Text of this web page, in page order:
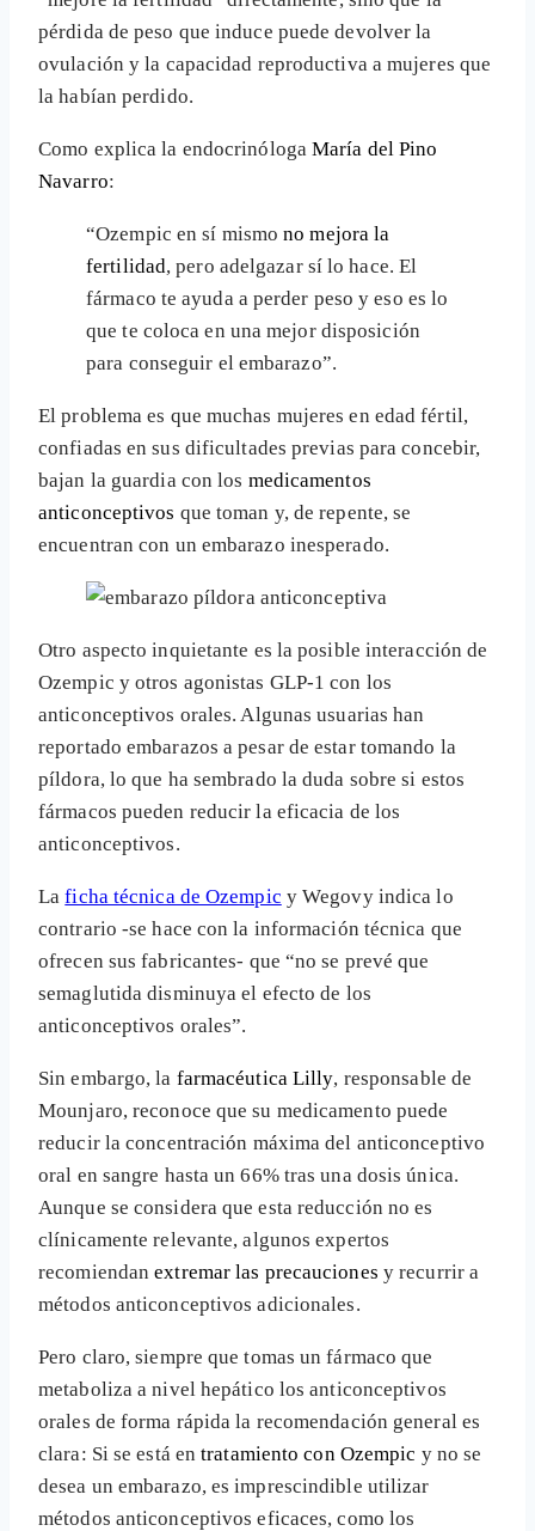
pérdida de peso que induce puede devolver la
ovulación y la capacidad reproductiva a mujeres que
la habían perdido.
Como explica la endocrinólogaMaría del Pino
Navarro:
“Ozempic en sí mismono mejora la
fertilidad, pero adelgazar sí lo hace. El
fármaco te ayuda a perder peso y eso es lo
que te coloca en una mejor disposición
para conseguir el embarazo”.
El problema es que muchas mujeres en edad fértil,
confiadas en sus dificultades previas para concebir,
bajan la guardia con los medicamentos
anticonceptivos que toman y, de repente, se
encuentran con un embarazo inesperado.
Otro aspecto inquietante es la posible interacción de
Ozempic y otros agonistas GLP-1 con los
anticonceptivos orales. Algunas usuarias han
reportado embarazos a pesar de estar tomando la
píldora, lo que ha sembrado la duda sobre si estos
fármacos pueden reducir la eficacia de los
anticonceptivos.
Laficha técnica de Ozempic y Wegovy indica lo
contrario -se hace con la información técnica que
ofrecen sus fabricantes- que “no se prevé que
semaglutida disminuya el efecto de los
anticonceptivos orales”.
Sin embargo, la farmacéutica Lilly, responsable de
Mounjaro, reconoce que su medicamento puede
reducir la concentración máxima del anticonceptivo
oral en sangre hasta un 66% tras una dosis única.
Aunque se considera que esta reducción no es
clínicamente relevante, algunos expertos
recomiendanextremar las precauciones y recurrir a
métodos anticonceptivos adicionales.
Pero claro, siempre que tomas un fármaco que
metaboliza a nivel hepático los anticonceptivos
orales de forma rápida la recomendación general es
clara: Si se está entratamiento con Ozempic y no se
desea un embarazo, es imprescindible utilizar
métodos anticonceptivos eficaces, como los